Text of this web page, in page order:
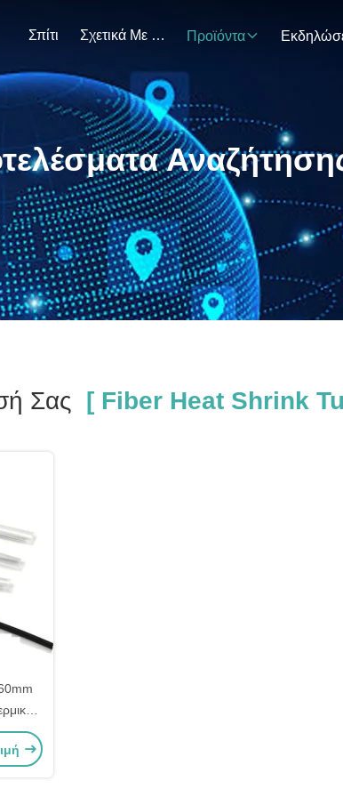
Σπίτι Σχετικά Με Εμάς Προϊόντα
Σας [ Fiber Heat Shrink
την